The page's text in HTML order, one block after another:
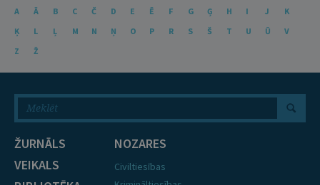
A Ā B C Č D E Ē F G Ģ H I J
K
Ķ
L Ļ M N Ņ O P R S Š T U Ū
V
Z
Ž
ŽURNĀLS
VEIKALS
NOZARES
Civiltiesības